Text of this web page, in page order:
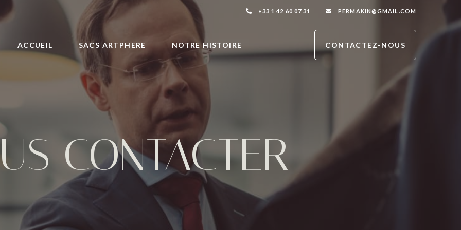
+33 1 42 60 07 31 PERMAKIN@GMAIL.COM
ACCUEIL SACS ARTPHERE NOTRE HISTOIRE CONTACTEZ-NOUS
CONTACTER